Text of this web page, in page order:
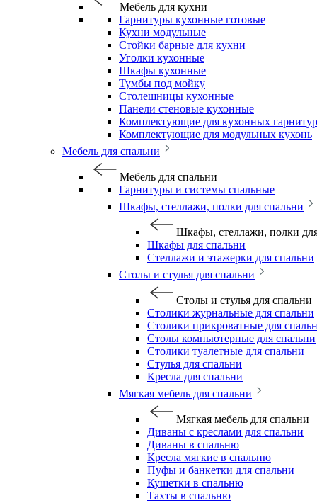
Мебель для кухни
Гарнитуры кухонные готовые
Кухни модульные
Стойки барные для кухни
Уголки кухонные
Шкафы кухонные
Тумбы под мойку
Столешницы кухонные
Панели стеновые кухонные
Комплектующие для кухонных
Комплектующие для модульных кухонь
Мебель для спальни
Мебель для спальни
Гарнитуры и системы спальные
Шкафы, стеллажи, полки для спальни
Шкафы, стеллажи, полки
Шкафы для спальни
Стеллажи и этажерки для спальни
Столы и стулья для спальни
Столы и стулья для спальни
Столики журнальные для спальни
Столики прикроватные для
Столы компьютерные для спальни
Столики туалетные для спальни
Стулья для спальни
Кресла для спальни
Мягкая мебель для спальни
Мягкая мебель для спальни
Диваны с креслами для спальни
Диваны в спальню
Кресла мягкие в спальню
Пуфы и банкетки для спальни
Кушетки в спальню
Тахты в спальню